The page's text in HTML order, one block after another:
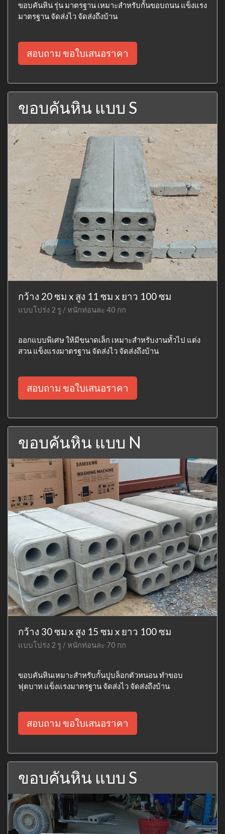
ขอบคันหิน รุ่น มาตรฐาน เหมาะสำหรับกั้นขอบถนน แข็งแรง
มาตรฐาน จัดส่งไว จัดส่งถึงบ้าน
สอบถาม ขอใบเสนอราคา
ขอบคันหิน แบบ S
กว้าง 20 ซม x สูง 11 ซม x ยาว 100 ซม
แบบโปร่ง 2 รู / หนักท่อนละ 40 กก
ออกแบบพิเศษ ให้มีขนาดเล็ก เหมาะสำหรับงานทั้วไป แต่ง
สวน แข็งแรงมาตรฐาน จัดส่งไว จัดส่งถึงบ้าน
สอบถาม ขอใบเสนอราคา
ขอบคันหิน แบบ N
กว้าง 30 ซม x สูง 15 ซม x ยาว 100 ซม
แบบโปร่ง 2 รู / หนักท่อนละ 70 กก
ขอบคันหินเหมาะสำหรับกั้นปูบล็อกตัวหนอน ทำขอบ
ฟุตบาท แข็งแรงมาตรฐาน จัดส่งไว จัดส่งถึงบ้าน
สอบถาม ขอใบเสนอราคา
ขอบคันหิน แบบ S